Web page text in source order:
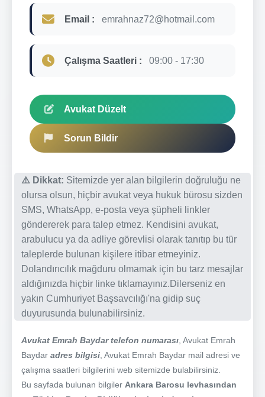
Email : emrahnaz72@hotmail.com
Çalışma Saatleri : 09:00 - 17:30
Avukat Düzelt
Sorun Bildir
⚠️ Dikkat: Sitemizde yer alan bilgilerin doğruluğu ne
olursa olsun, hiçbir avukat veya hukuk bürosu sizden
SMS, WhatsApp, e-posta veya şüpheli linkler
göndererek para talep etmez. Kendisini avukat,
arabulucu ya da adliye görevlisi olarak tanıtıp bu tür
taleplerde bulunan kişilere itibar etmeyiniz.
Dolandırıcılık mağduru olmamak için bu tarz mesajlar
aldığınızda hiçbir linke tıklamayınız.Dilerseniz en
yakın Cumhuriyet Başsavcılığı'na gidip suç
duyurusunda bulunabilirsiniz.
Avukat Emrah Baydar telefon numarası , Avukat Emrah
Baydar adres bilgisi , Avukat Emrah Baydar mail adresi ve
çalışma saatleri bilgilerini web sitemizde bulabilirsiniz.
Bu sayfada bulunan bilgiler Ankara Barosu levhasından